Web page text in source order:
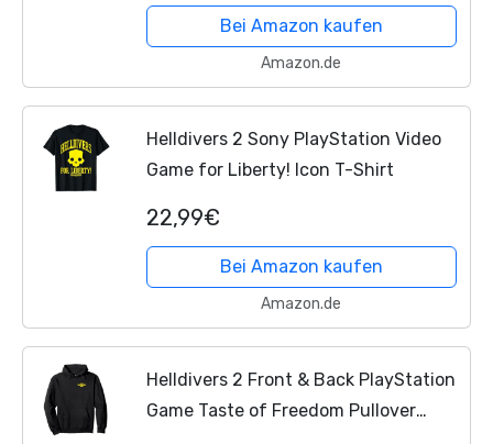
Wasserflasche Telefon Zubehör Auto
Stoßstange Fenster Helm Dekor...
Bei Amazon kaufen
Amazon.de
Helldivers 2 Sony PlayStation Video
Game for Liberty! Icon T-Shirt
22,99€
Bei Amazon kaufen
Amazon.de
Helldivers 2 Front & Back PlayStation
Game Taste of Freedom Pullover